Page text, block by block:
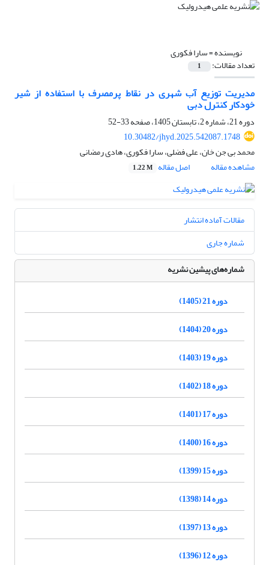
نویسنده =سارا فکوری
تعداد مقالات: 1
مدیریت توزیع آب شهری در نقاط پرمصرف با استفاده از شیر
خودکار کنترل دبی
دوره 21، شماره 2، تابستان 1405، صفحه
33-52
10.30482/jhyd.2025.542087.1748
محمد بی جن خان، علی فضلی، سارا فکوری، هادی رمضانی
مشاهده مقاله
اصل مقاله 1.22 M
مقالات آماده انتشار
شماره جاری
شماره‌های پیشین نشریه
دوره 21 (1405)
دوره 20 (1404)
دوره 19 (1403)
دوره 18 (1402)
دوره 17 (1401)
دوره 16 (1400)
دوره 15 (1399)
دوره 14 (1398)
دوره 13 (1397)
دوره 12 (1396)